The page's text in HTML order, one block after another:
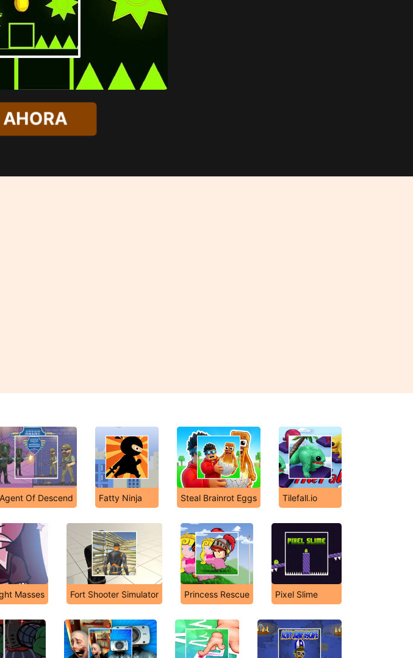
Agent Of Descend Fatty Ninja Steal Brainrot Eggs Tilefall.io
Masses Fort Shooter Simulator Princess Rescue Pixel Slime